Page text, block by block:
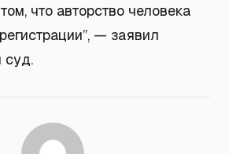
что авторство человека
— заявил
суд.